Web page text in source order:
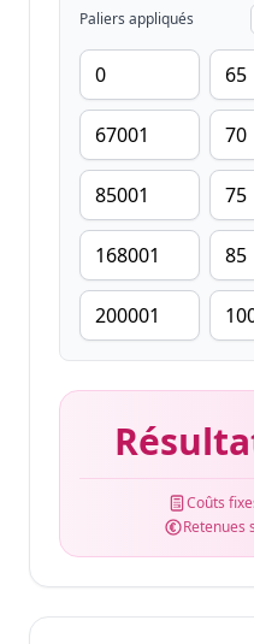
Paliers appliqués
Coûts
Retenues